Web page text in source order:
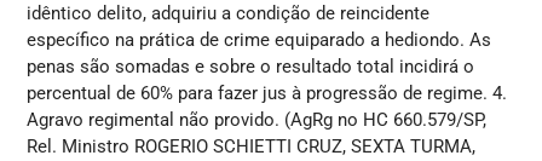
idêntico delito, adquiriu a condição de reincidente
específico na prática de crime equiparado a hediondo. As
penas são somadas e sobre o resultado total incidirá o
percentual de 60% para fazer jus à progressão de regime. 4.
Agravo regimental não provido. (AgRg no HC 660.579/SP,
Rel. Ministro ROGERIO SCHIETTI CRUZ, SEXTA TURMA,